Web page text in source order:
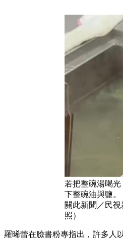
若把整碗湯喝
下整碗油與鹽
關此新聞／民
照）
羅晞蕾在臉書粉專指出，許多人